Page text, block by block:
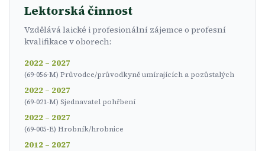
Lektorská činnost
Vzdělává laické i profesionální zájemce o profesní
kvalifikace v oborech:
2022 – 2027
(69-056-M) Průvodce/průvodkyně umírajících a pozůstalých
2022 – 2027
(69-021-M) Sjednavatel pohřbení
2022 – 2027
(69-005-E) Hrobník/hrobnice
2012 – 2027